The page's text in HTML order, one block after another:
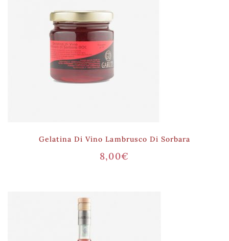
Gelatina Di Vino Lambrusco Di Sorbara
8,00€